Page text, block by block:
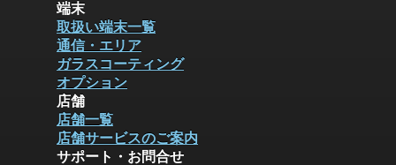
端末
取扱い端末一覧
通信・エリア
ガラスコーティング
オプション
店舗
店舗一覧
店舗サービスのご案内
サポート・お問合せ